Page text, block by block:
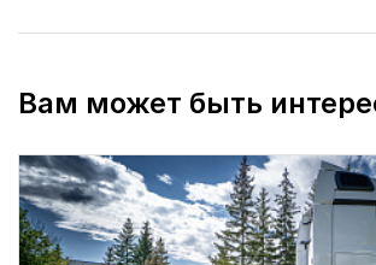
Вам может быть